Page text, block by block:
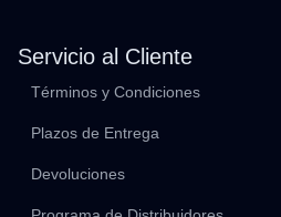
Servicio al Cliente
Términos y Condiciones
Plazos de Entrega
Devoluciones